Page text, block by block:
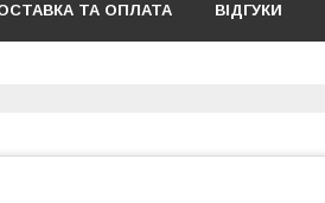
ТА ОПЛАТА ВІДГУКИ